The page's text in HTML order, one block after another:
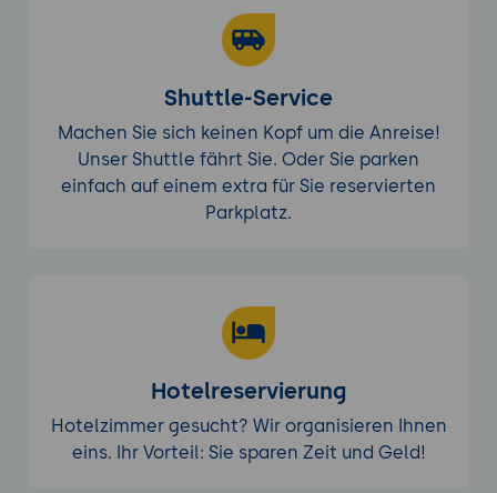
Shuttle-Service
Machen Sie sich keinen Kopf um die Anreise!
Unser Shuttle fährt Sie. Oder Sie parken
einfach auf einem extra für Sie reservierten
Parkplatz.
Hotelreservierung
Hotelzimmer gesucht? Wir organisieren Ihnen
eins. Ihr Vorteil: Sie sparen Zeit und Geld!